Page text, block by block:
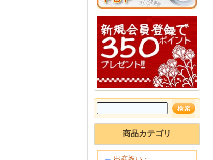
商品カテゴリ